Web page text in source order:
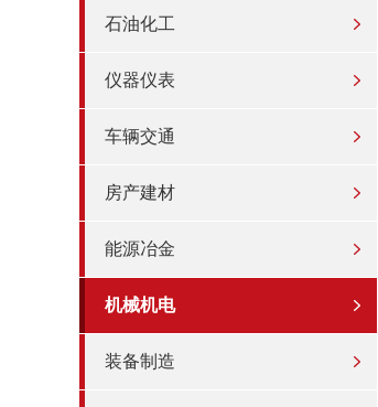
石油化工
仪器仪表
车辆交通
房产建材
能源冶金
机械机电
装备制造